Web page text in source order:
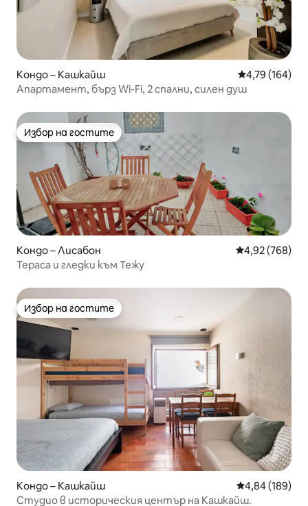
Кондо – Кашкайш Средна
4,79 (164)
Апартамент, бърз Wi-Fi, 2 спални, силен душ
Избор на гостите
Избор на гостите
Кондо – Лисабон Средна
4,92 (768)
Тераса и гледки към Тежу
Избор на гостите
Избор на гостите
Кондо – Кашкайш Средна
4,84 (189)
Студио в историческия център на Кашкайш.